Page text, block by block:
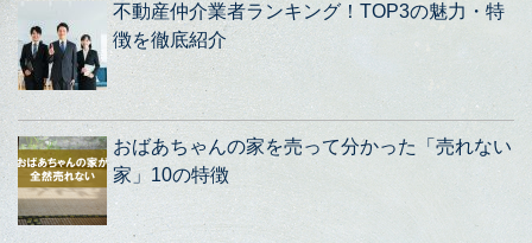
不動産仲介業者ランキング！TOP3の魅力・特
徴を徹底紹介
おばあちゃんの家を売って分かった「売れない
家」10の特徴